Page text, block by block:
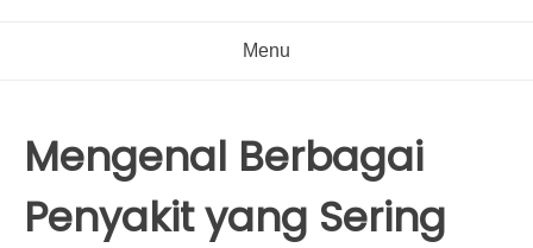
Menu
Mengenal Berbagai
Penyakit yang Sering